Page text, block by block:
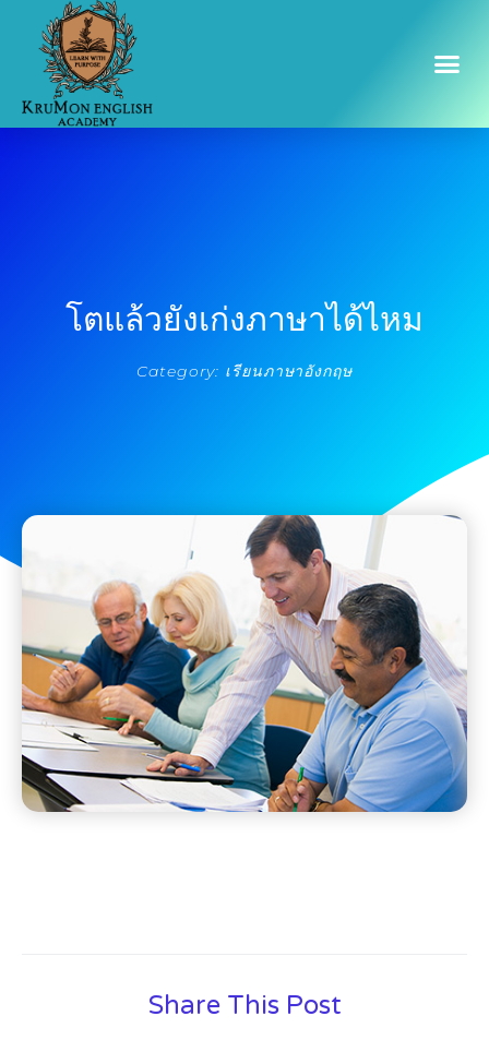
โตแล้วยังเก่งภาษาได้ไหม
Category: เรียนภาษาอังกฤษ
Share This Post